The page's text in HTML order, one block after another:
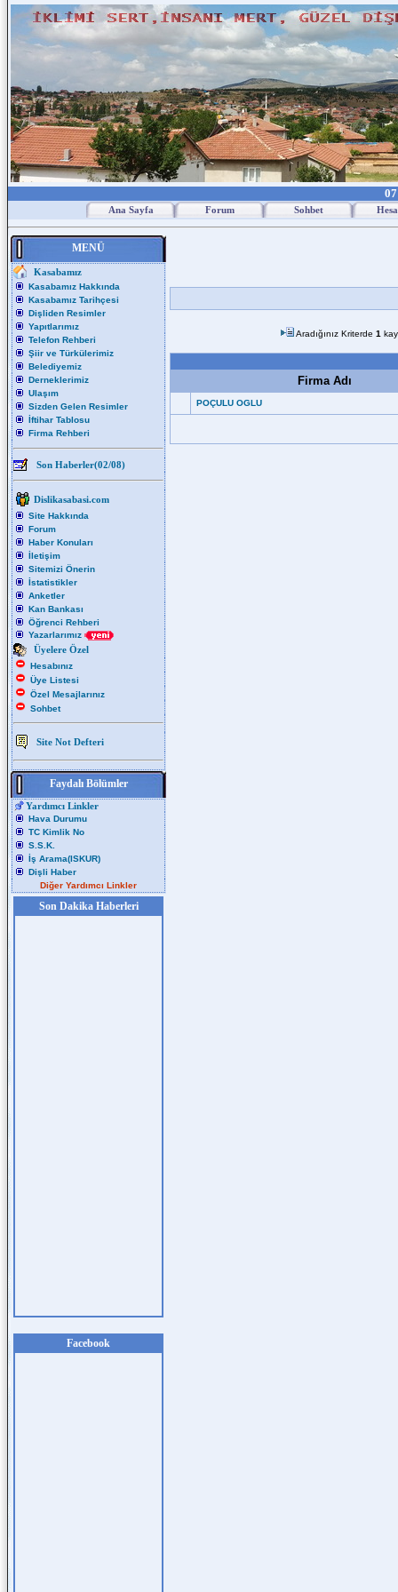
Ana Sayfa Forum Sohbet
MENÜ
Kasabamız
Kasabamız Hakkında
Kasabamız Tarihçesi
Dişliden Resimler
Yapıtlarımız
Telefon Rehberi
Şiir ve Türkülerimiz
Belediyemiz
Derneklerimiz
Ulaşım
Sizden Gelen Resimler
İftihar Tablosu
Firma Rehberi
Son Haberler(02/08)
Dislikasabasi.com
Site Hakkında
Forum
Haber Konuları
İletişim
Sitemizi Önerin
İstatistikler
Anketler
Kan Bankası
Öğrenci Rehberi
Yazarlarımız
Üyelere Özel
Hesabınız
Üye Listesi
Özel Mesajlarınız
Sohbet
Site Not Defteri
Faydalı Bölümler
Yardımcı Linkler
Hava Durumu
TC Kimlik No
S.S.K.
İş Arama(ISKUR)
Dişli Haber
Diğer Yardımcı Linkler
Son Dakika Haberleri
Facebook
Aradığınız Kriterde 1
Firma Adı
POÇULU OGLU